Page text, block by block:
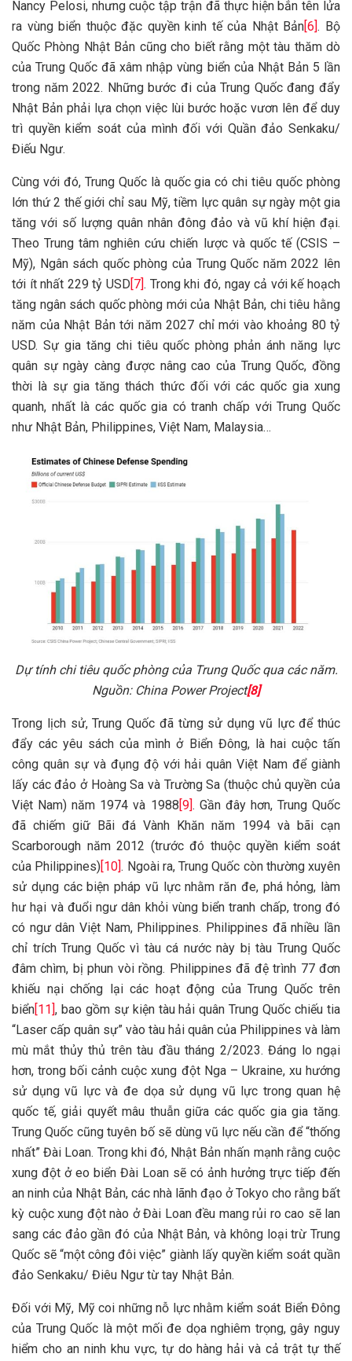
Nancy Pelosi, nhưng cuộc tập trận đã thực hiện bắn tên lửa
ra vùng biển thuộc đặc quyền kinh tế của Nhật Bản [6]. Bộ
Quốc Phòng Nhật Bản cũng cho biết rằng một tàu thăm dò
của Trung Quốc đã xâm nhập vùng biển của Nhật Bản 5 lần
trong năm 2022. Những bước đi của Trung Quốc đang đẩy
Nhật Bản phải lựa chọn việc lùi bước hoặc vươn lên để duy
trì quyền kiểm soát của mình đối với Quần đảo Senkaku/
Điếu Ngư.
Cùng với đó, Trung Quốc là quốc gia có chi tiêu quốc phòng
lớn thứ 2 thế giới chỉ sau Mỹ, tiềm lực quân sự ngày một gia
tăng với số lượng quân nhân đông đảo và vũ khí hiện đại.
Theo Trung tâm nghiên cứu chiến lược và quốc tế (CSIS –
Mỹ), Ngân sách quốc phòng của Trung Quốc năm 2022 lên
tới ít nhất 229 tỷ USD [7]. Trong khi đó, ngay cả với kế hoạch
tăng ngân sách quốc phòng mới của Nhật Bản, chi tiêu hằng
năm của Nhật Bản tới năm 2027 chỉ mới vào khoảng 80 tỷ
USD. Sự gia tăng chi tiêu quốc phòng phản ánh năng lực
quân sự ngày càng được nâng cao của Trung Quốc, đồng
thời là sự gia tăng thách thức đối với các quốc gia xung
quanh, nhất là các quốc gia có tranh chấp với Trung Quốc
như Nhật Bản, Philippines, Việt Nam, Malaysia…
Dự tính chi tiêu quốc phòng của Trung Quốc qua các năm.
Nguồn: China Power Project[8]
Trong lịch sử, Trung Quốc đã từng sử dụng vũ lực để thúc
đẩy các yêu sách của mình ở Biển Đông, là hai cuộc tấn
công quân sự và đụng độ với hải quân Việt Nam để giành
lấy các đảo ở Hoàng Sa và Trường Sa (thuộc chủ quyền của
Việt Nam) năm 1974 và 1988 [9] . Gần đây hơn, Trung Quốc
đã chiếm giữ Bãi đá Vành Khăn năm 1994 và bãi cạn
Scarborough năm 2012 (trước đó thuộc quyền kiểm soát
của Philippines) [10]. Ngoài ra, Trung Quốc còn thường xuyên
sử dụng các biện pháp vũ lực nhằm răn đe, phá hỏng, làm
hư hại và đuổi ngư dân khỏi vùng biển tranh chấp, trong đó
có ngư dân Việt Nam, Philippines. Philippines đã nhiều lần
chỉ trích Trung Quốc vì tàu cá nước này bị tàu Trung Quốc
đâm chìm, bị phun vòi rồng. Philippines đã đệ trình 77 đơn
khiếu nại chống lại các hoạt động của Trung Quốc trên
biển [11] , bao gồm sự kiện tàu hải quân Trung Quốc chiếu tia
“Laser cấp quân sự” vào tàu hải quân của Philippines và làm
mù mắt thủy thủ trên tàu đầu tháng 2/2023. Đáng lo ngại
hơn, trong bối cảnh cuộc xung đột Nga – Ukraine, xu hướng
sử dụng vũ lực và đe dọa sử dụng vũ lực trong quan hệ
quốc tế, giải quyết mâu thuẫn giữa các quốc gia gia tăng.
Trung Quốc cũng tuyên bố sẽ dùng vũ lực nếu cần để “thống
nhất” Đài Loan. Trong khi đó, Nhật Bản nhấn mạnh rằng cuộc
xung đột ở eo biển Đài Loan sẽ có ảnh hưởng trực tiếp đến
an ninh của Nhật Bản, các nhà lãnh đạo ở Tokyo cho rằng bất
kỳ cuộc xung đột nào ở Đài Loan đều mang rủi ro cao sẽ lan
sang các đảo gần đó của Nhật Bản, và không loại trừ Trung
Quốc sẽ “một công đôi việc” giành lấy quyền kiểm soát quần
đảo Senkaku/ Điêu Ngư từ tay Nhật Bản.
Đối với Mỹ, Mỹ coi những nỗ lực nhằm kiểm soát Biển Đông
của Trung Quốc là một mối đe dọa nghiêm trọng, gây nguy
hiểm cho an ninh khu vực, tự do hàng hải và cả trật tự thế